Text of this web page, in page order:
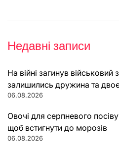
Недавні записи
На війні загинув
залишились дружина та
06.08.2026
Овочі для серпневого
щоб встигнути до морозів
06.08.2026